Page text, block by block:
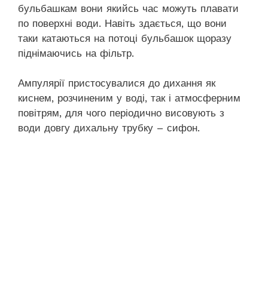
бульбашкам вони якийсь час можуть плавати
по поверхні води. Навіть здається, що вони
таки катаються на потоці бульбашок щоразу
піднімаючись на фільтр.
Ампулярії пристосувалися до дихання як
киснем, розчиненим у воді, так і атмосферним
повітрям, для чого періодично висовують з
води довгу дихальну трубку – сифон.